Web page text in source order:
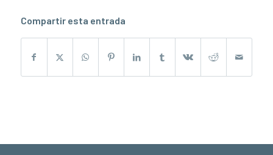
Compartir esta entrada